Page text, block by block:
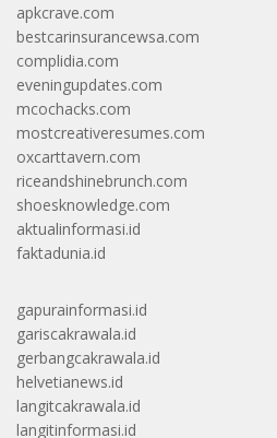
apkcrave.com
bestcarinsurancewsa.com
complidia.com
eveningupdates.com
mcochacks.com
mostcreativeresumes.com
oxcarttavern.com
riceandshinebrunch.com
shoesknowledge.com
aktualinformasi.id
faktadunia.id
gapurainformasi.id
gariscakrawala.id
gerbangcakrawala.id
helvetianews.id
langitcakrawala.id
langitinformasi.id